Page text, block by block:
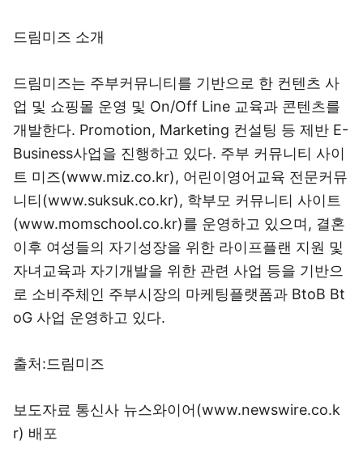
드림미즈 소개
드림미즈는 주부커뮤니티를 기반으로 한 컨텐츠 사
업 및 쇼핑몰 운영 및 On/Off Line 교육과 콘텐츠를
개발한다. Promotion, Marketing 컨설팅 등 제반 E-
Business사업을 진행하고 있다. 주부 커뮤니티 사이
트 미즈(www.miz.co.kr), 어린이영어교육 전문커뮤
니티(www.suksuk.co.kr), 학부모 커뮤니티 사이트
(www.momschool.co.kr)를 운영하고 있으며, 결혼
이후 여성들의 자기성장을 위한 라이프플랜 지원 및
자녀교육과 자기개발을 위한 관련 사업 등을 기반으
로 소비주체인 주부시장의 마케팅플랫폼과 BtoB Bt
oG 사업 운영하고 있다.
출처:드림미즈
보도자료 통신사 뉴스와이어(www.newswire.co.k
r) 배포